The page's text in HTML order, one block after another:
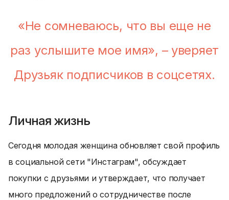
«Не сомневаюсь, что вы еще не
раз услышите мое имя», – уверяет
Друзьяк подписчиков в соцсетях.
Личная жизнь
Сегодня молодая женщина обновляет свой профиль
в социальной сети "Инстаграм", обсуждает
покупки с друзьями и утверждает, что получает
много предложений о сотрудничестве после